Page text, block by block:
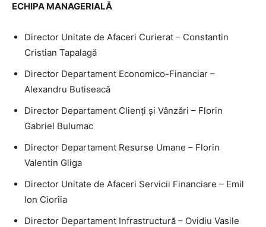
ECHIPA MANAGERIALĂ
Director Unitate de Afaceri Curierat – Constantin
Cristian Tapalagă
Director Departament Economico-Financiar –
Alexandru Butiseacă
Director Departament Clienți și Vânzări – Florin
Gabriel Bulumac
Director Departament Resurse Umane – Florin
Valentin Gliga
Director Unitate de Afaceri Servicii Financiare – Emil
Ion Ciorîia
Director Departament Infrastructură – Ovidiu Vasile